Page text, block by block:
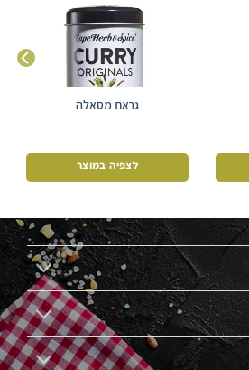
גראם מסאלה
לצפיה במוצר